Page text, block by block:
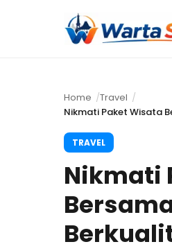
Home
Travel
Nikmati Paket Wisata
TRAVEL
Nikmati